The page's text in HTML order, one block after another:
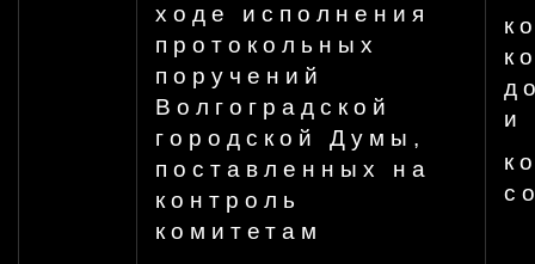
ходе исполнения
протокольных
поручений
Волгоградской
городской Думы,
поставленных на
контроль
комитетам
и